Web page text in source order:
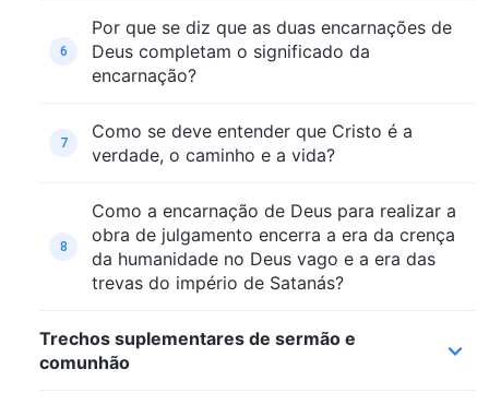
6
Por que se diz que as duas encarnações de
Deus completam o significado da
encarnação?
7
Como se deve entender que Cristo é a
verdade, o caminho e a vida?
8
Como a encarnação de Deus para realizar a
obra de julgamento encerra a era da crença
da humanidade no Deus vago e a era das
trevas do império de Satanás?
Trechos suplementares de sermão e
comunhão